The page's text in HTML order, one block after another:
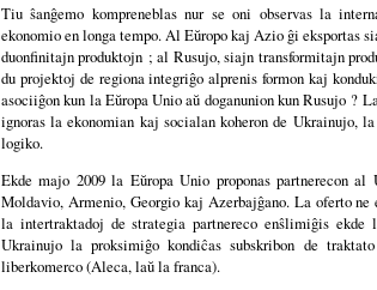
Tiu ŝanĝemo kompreneblas nur se oni observas la
ekonomio en longa tempo. Al Eŭropo kaj Azio ĝi eksportas
duonfinitajn produktojn ; al Rusujo, siajn transformitajn
du projektoj de regiona integriĝo alprenis formon kaj
asociiĝon kun la Eŭropa Unio aŭ doganunion kun Rusujo ?
ignoras la ekonomian kaj socialan koheron de Ukrainujo,
logiko.
Ekde majo 2009 la Eŭropa Unio proponas partnerecon
Moldavio, Armenio, Georgio kaj Azerbajĝano. La oferto ne
la intertraktadoj de strategia partnereco enŝlimiĝis ekde
Ukrainujo la proksimiĝo kondiĉas subskribon de
liberkomerco (Aleca, laŭ la franca).